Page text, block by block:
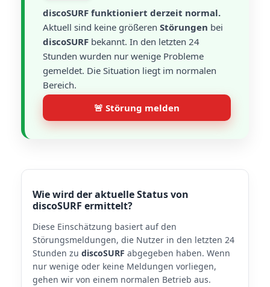
discoSURF funktioniert derzeit normal.
Aktuell sind keine größeren Störungen bei
discoSURF bekannt. In den letzten 24
Stunden wurden nur wenige Probleme
gemeldet. Die Situation liegt im normalen
Bereich.
🚨 Störung melden
Wie wird der aktuelle Status von
discoSURF ermittelt?
Diese Einschätzung basiert auf den
Störungsmeldungen, die Nutzer in den letzten 24
Stunden zu discoSURF abgegeben haben. Wenn
nur wenige oder keine Meldungen vorliegen,
gehen wir von einem normalen Betrieb aus.